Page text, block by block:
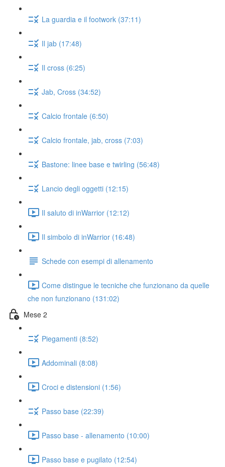
La guardia e il footwork (37:11)
Il jab (17:48)
Il cross (6:25)
Jab, Cross (34:52)
Calcio frontale (6:50)
Calcio frontale, jab, cross (7:03)
Bastone: linee base e twirling (56:48)
Lancio degli oggetti (12:15)
Il saluto di inWarrior (12:12)
Il simbolo di inWarrior (16:48)
Schede con esempi di allenamento
Come distingue le tecniche che funzionano da quelle
che non funzionano (131:02)
Mese 2
Piegamenti (8:52)
Addominali (8:08)
Croci e distensioni (1:56)
Passo base (22:39)
Passo base - allenamento (10:00)
Passo base e pugilato (12:54)